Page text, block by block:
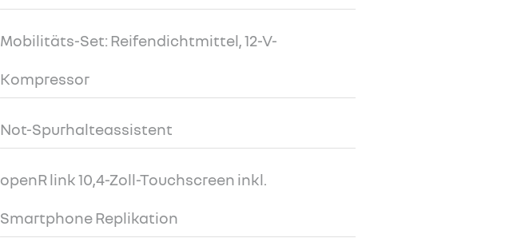
Mobilitäts-Set: Reifendichtmittel, 12-V-
Kompressor
Not-Spurhalteassistent
openR link 10,4-Zoll-Touchscreen inkl.
Smartphone Replikation